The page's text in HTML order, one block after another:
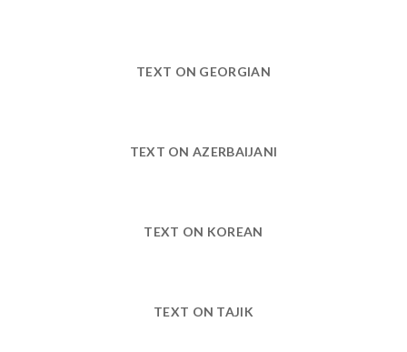
TEXT ON GEORGIAN
TEXT ON AZERBAIJANI
TEXT ON KOREAN
TEXT ON TAJIK